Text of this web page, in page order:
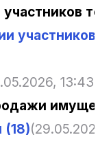
участников
(18)(29.05.2026,